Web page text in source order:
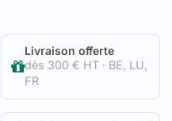
Livraison offerte
dès 300 € HT · BE, LU,
FR